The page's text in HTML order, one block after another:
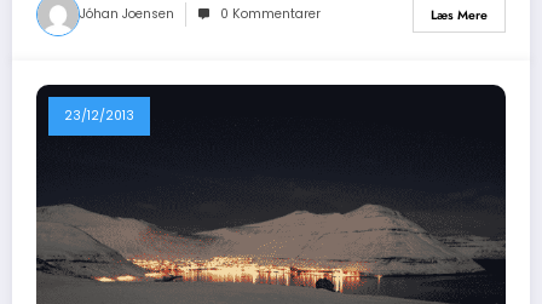
Jóhan Joensen 0 Kommentarer Læs Mere
23/12/2013